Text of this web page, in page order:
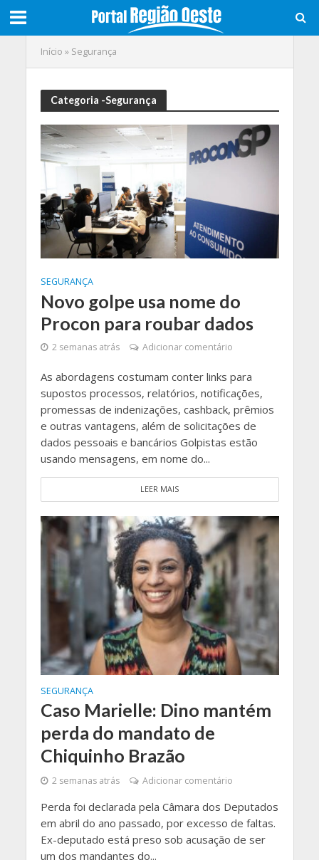
Início » Segurança
Categoria -Segurança
SEGURANÇA
Novo golpe usa nome do
Procon para roubar dados
2 semanas atrás Adicionar comentário
As abordagens costumam conter links para
supostos processos, relatórios, notificações,
promessas de indenizações, cashback, prêmios
e outras vantagens, além de solicitações de
dados pessoais e bancários Golpistas estão
usando mensagens, em nome do...
LEER MAIS
SEGURANÇA
Caso Marielle: Dino mantém
perda do mandato de
Chiquinho Brazão
2 semanas atrás Adicionar comentário
Perda foi declarada pela Câmara dos Deputados
em abril do ano passado, por excesso de faltas.
Ex-deputado está preso sob acusação de ser
um dos mandantes do...